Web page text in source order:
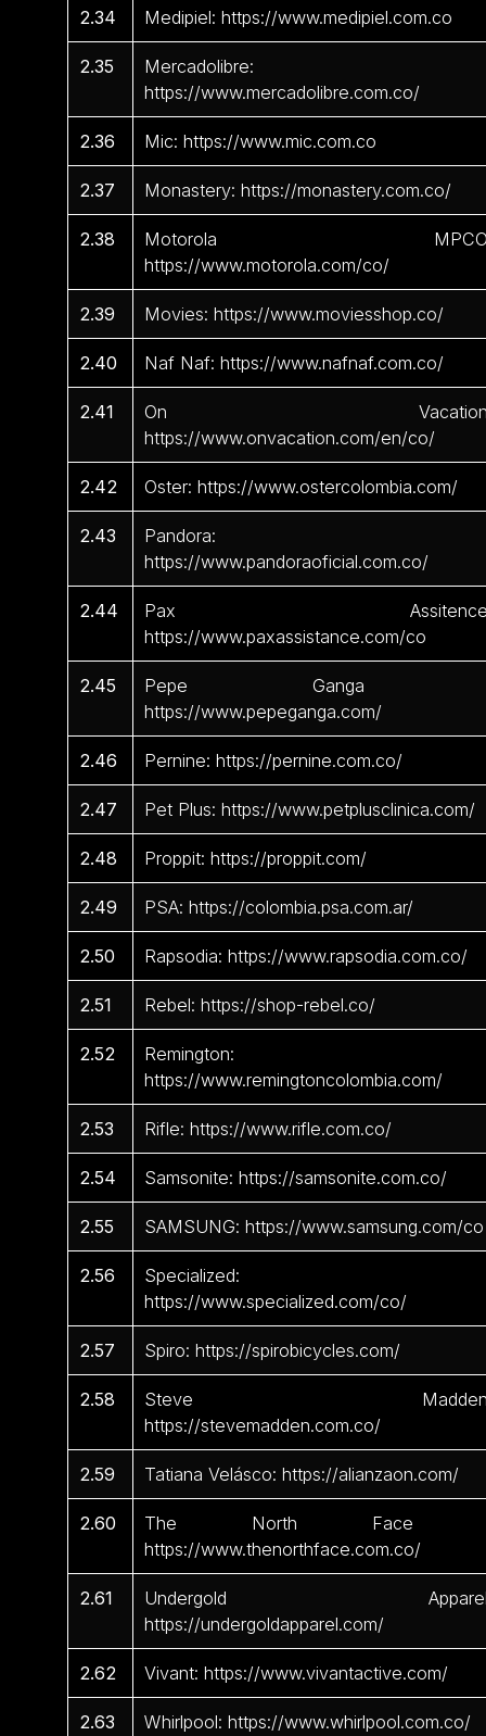
2.34 Medipiel: https://www.medipiel.com.co
2.35
Mercadolibre:
https://www.mercadolibre.com.co/
2.36 Mic: https://www.mic.com.co
2.37 Monastery: https://monastery.com.co/
2.38
Motorola
https://www.motorola.com/co/
2.39 Movies: https://www.moviesshop.co/
2.40 Naf Naf: https://www.nafnaf.com.co/
2.41
On
https://www.onvacation.com/en/co/
2.42 Oster: https://www.ostercolombia.com/
2.43
Pandora:
https://www.pandoraoficial.com.co/
2.44
Pax
https://www.paxassistance.com/co
2.45
Pepe Ganga
https://www.pepeganga.com/
2.46 Pernine: https://pernine.com.co/
2.47 Pet Plus: https://www.petplusclinica.com/
2.48 Proppit: https://proppit.com/
2.49 PSA: https://colombia.psa.com.ar/
2.50 Rapsodia: https://www.rapsodia.com.co/
2.51 Rebel: https://shop-rebel.co/
2.52
Remington:
https://www.remingtoncolombia.com/
2.53 Rifle: https://www.rifle.com.co/
2.54 Samsonite: https://samsonite.com.co/
2.55 SAMSUNG: https://www.samsung.com/co
2.56
Specialized:
https://www.specialized.com/co/
2.57 Spiro: https://spirobicycles.com/
2.58
Steve
https://stevemadden.com.co/
2.59 Tatiana Velásco: https://alianzaon.com/
2.60
The North Face
https://www.thenorthface.com.co/
2.61
Undergold
https://undergoldapparel.com/
2.62 Vivant: https://www.vivantactive.com/
2.63 Whirlpool: https://www.whirlpool.com.co/